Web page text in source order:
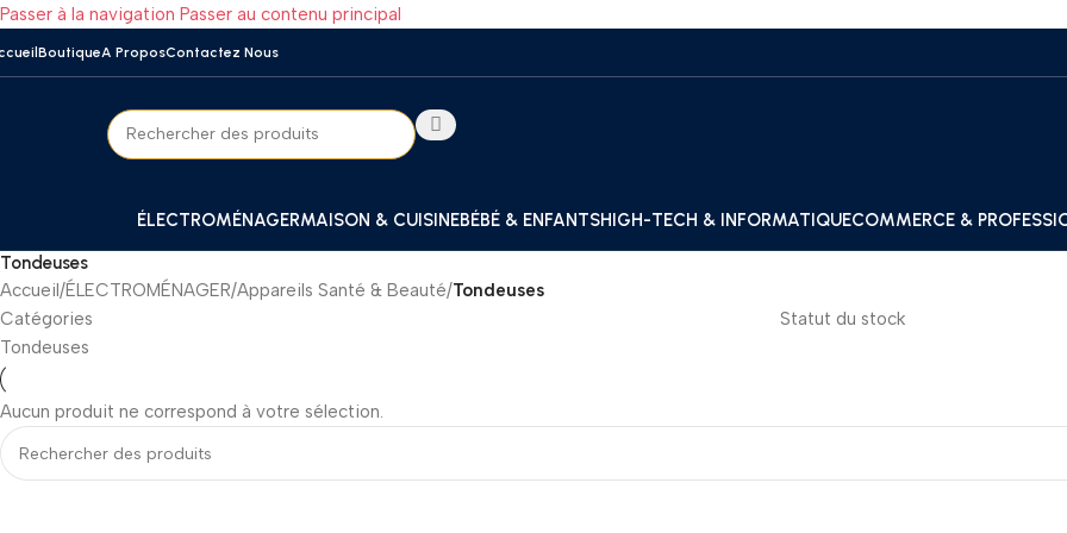
Passer à la navigation Passer au contenu principal
BoutiqueA ProposContactez Nous
ÉLECTROMÉNAGERMAISON & CUISINEBÉBÉ & ENFANTSHIGH-TECH & INFORMATIQUECOMMERCE &
Tondeuses
Accueil/ÉLECTROMÉNAGER/Appareils Santé & Beauté/Tondeuses
Catégories
Tondeuses
Statut du stock
Aucun produit ne correspond à votre sélection.